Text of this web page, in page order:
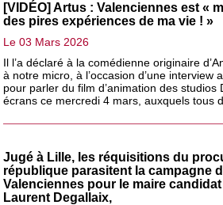
[VIDÉO] Artus : Valenciennes est «
des pires expériences de ma vie ! »
Le 03 Mars 2026
Il l’a déclaré à la comédienne originaire
à notre micro, à l’occasion d’une interview
pour parler du film d’animation des studios
écrans ce mercredi 4 mars, auxquels tous
Jugé à Lille, les réquisitions du
république parasitent la campagne
Valenciennes pour le maire
Laurent Degallaix,